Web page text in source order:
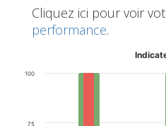
Cliquez ici pour voir
performance.
75
100